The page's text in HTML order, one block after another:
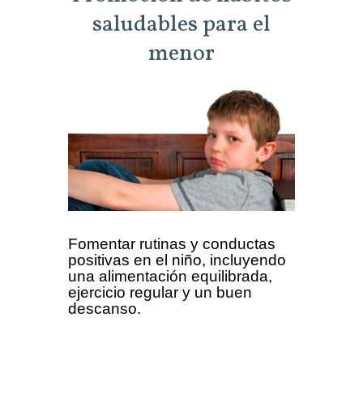
saludables para el
menor
Fomentar rutinas y conductas
positivas en el niño, incluyendo
una alimentación equilibrada,
ejercicio regular y un buen
descanso.